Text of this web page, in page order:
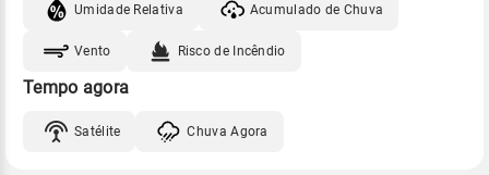
Umidade Relativa Acumulado de Chuva
Vento Risco de Incêndio
Tempo agora
Satélite Chuva Agora